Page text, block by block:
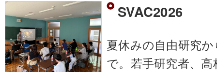
SVAC2026
夏休みの自由研究
で。若手研究者、